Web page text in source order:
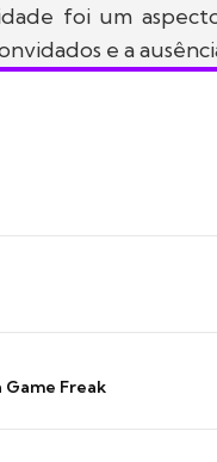
foi um
e a
Freak